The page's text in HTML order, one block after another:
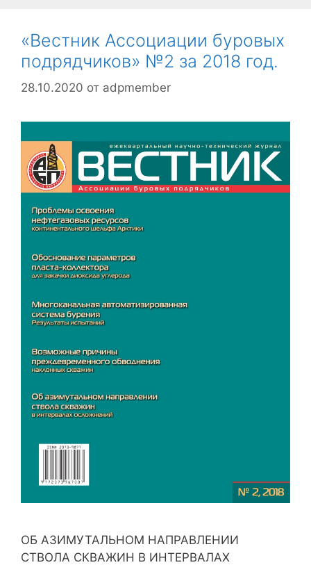
«Вестник Ассоциации буровых
подрядчиков» №2 за 2018 год.
28.10.2020 от adpmember
ОБ АЗИМУТАЛЬНОМ НАПРАВЛЕНИИ
СТВОЛА СКВАЖИН В ИНТЕРВАЛАХ